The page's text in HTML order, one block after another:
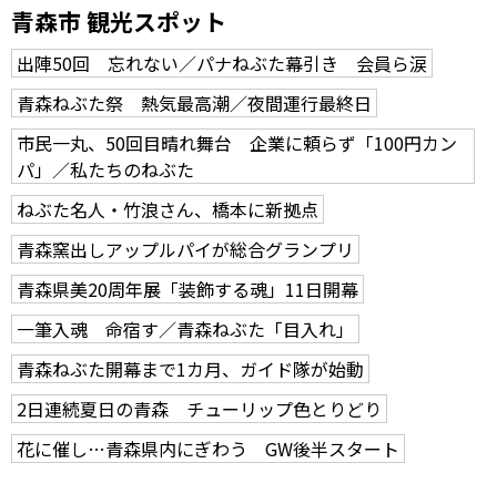
青森市 観光スポット
出陣50回 忘れない／パナねぶた幕引き 会員ら涙
青森ねぶた祭 熱気最高潮／夜間運行最終日
市民一丸、50回目晴れ舞台 企業に頼らず「100円カン
パ」／私たちのねぶた
ねぶた名人・竹浪さん、橋本に新拠点
青森窯出しアップルパイが総合グランプリ
青森県美20周年展「装飾する魂」11日開幕
一筆入魂 命宿す／青森ねぶた「目入れ」
青森ねぶた開幕まで1カ月、ガイド隊が始動
2日連続夏日の青森 チューリップ色とりどり
花に催し…青森県内にぎわう GW後半スタート